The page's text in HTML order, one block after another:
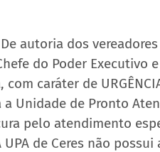
De autoria dos
do Poder Executivo
com caráter de
a Unidade de Pronto
pelo atendimento
UPA de Ceres não